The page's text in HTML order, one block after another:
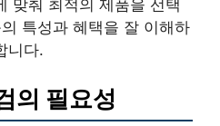
맞춰 최적의 제품을 선택
특성과 혜택을 잘 이해하
니다.
의 필요성